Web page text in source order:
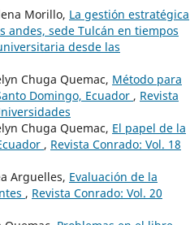
Morillo, La gestión estratégica
sede Tulcán en tiempos
desde las
Chuga Quemac, Método para
Domingo, Ecuador , Revista
Chuga Quemac, El papel de la
, Revista Conrado: Vol. 18
Arguelles, Evaluación de la
, Revista Conrado: Vol. 20